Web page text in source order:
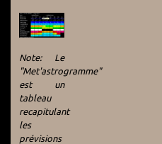
Note: Le
"Met'astrogramme"
est un
tableau
recapitulant
les
prévisions